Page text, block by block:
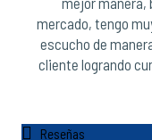
mercado, tengo
escucho de
cliente logrando
Reseñas